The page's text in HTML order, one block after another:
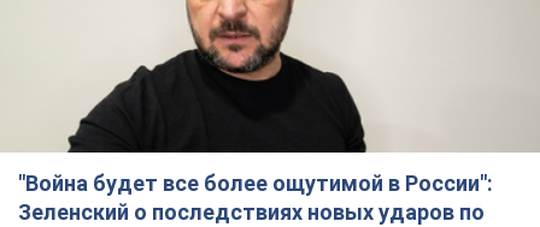
"Война будет все более ощутимой в России":
Зеленский о последствиях новых ударов по